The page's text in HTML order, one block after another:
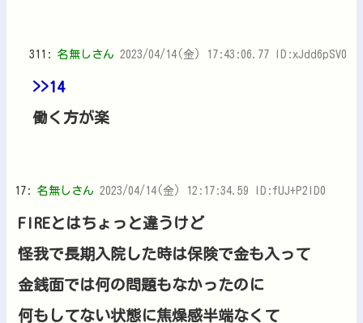
311: 名無しさん 2023/04/14(金) 17:43:06.77 ID:xJdd6pSV0
>>14
働く方が楽
17: 名無しさん 2023/04/14(金) 12:17:34.59 ID:fUJ+P2ID0
FIREとはちょっと違うけど
怪我で長期入院した時は保険で金も入って
金銭面では何の問題もなかったのに
何もしてない状態に焦燥感半端なくて